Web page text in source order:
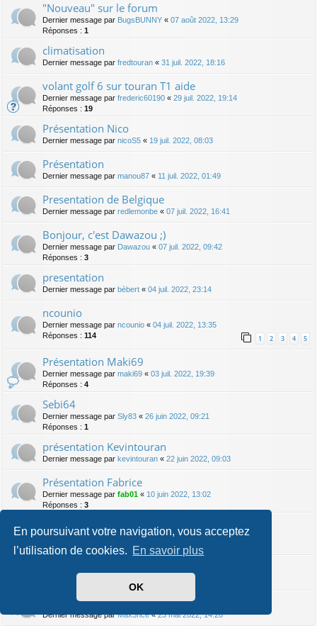
En poursuivant votre navigation, vous acceptez
l’utilisation de cookies. En savoir plus
OK
"Nouveau" sur le forum
Dernier message par BugsBUNNY « 07 août 2022, 13:29
Réponses : 1
climatisation
Dernier message par fredtouran « 31 juil. 2022, 18:16
volant golf 6 sur touran T1 aide
Dernier message par frederic60190 « 29 juil. 2022, 19:14
Réponses : 19
Présentation Nico
Dernier message par nicoS5 « 19 juil. 2022, 08:03
Présentation
Dernier message par manou87 « 11 juil. 2022, 01:49
Presentation de Belgique
Dernier message par redlemonbe « 07 juil. 2022, 16:41
Bonjour, c'est Dawazou ;)
Dernier message par Dawazou « 07 juil. 2022, 09:42
Réponses : 3
presentation
Dernier message par bèbert « 04 juil. 2022, 23:14
ncounio
Dernier message par ncounio « 04 juil. 2022, 13:35
Réponses : 114 1 2 3 4 5
Présentation Maki69
Dernier message par maki69 « 03 juil. 2022, 19:39
Réponses : 4
Sebi64
Dernier message par Sly83 « 26 juin 2022, 09:21
Réponses : 1
présentation Kevintouran
Dernier message par kevintouran « 22 juin 2022, 09:03
Présentation Fabrice
Dernier message par fab01 « 10 juin 2022, 13:02
Réponses : 3
présentation kelly0602
Dernier message par fab01 «10 juin 2022, 12:58
Réponses : 1
Présentation
Dernier message parMax3nce«23 mai 2022, 14:28